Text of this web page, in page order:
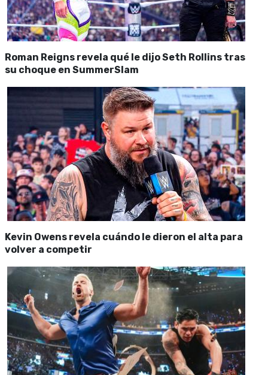
Roman Reigns revela qué le dijo Seth Rollins tras
su choque en SummerSlam
Kevin Owens revela cuándo le dieron el alta para
volver a competir